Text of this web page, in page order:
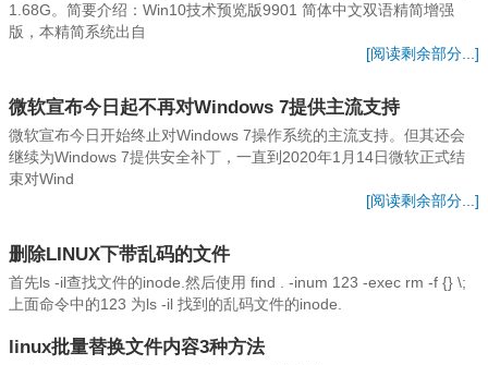
社区
1.68G。简要介绍：Win10技术预览版9901 简体中文双语精简增强
版，本精简系统出自
[阅读剩余部分...]
微软宣布今日起不再对Windows 7提供主流支持
微软宣布今日开始终止对Windows 7操作系统的主流支持。但其还会
继续为Windows 7提供安全补丁，一直到2020年1月14日微软正式结
束对Wind
[阅读剩余部分...]
删除LINUX下带乱码的文件
首先ls -il查找文件的inode.然后使用 find . -inum 123 -exec rm -f {} \;
上面命令中的123 为ls -il 找到的乱码文件的inode.
linux批量替换文件内容3种方法